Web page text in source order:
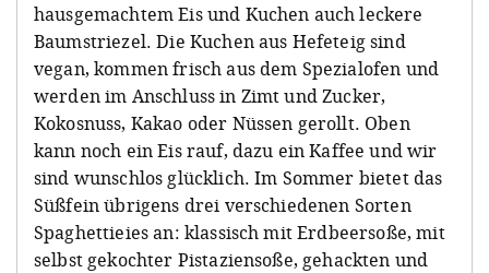
hausgemachtem Eis und Kuchen auch leckere
Baumstriezel. Die Kuchen aus Hefeteig sind
vegan, kommen frisch aus dem Spezialofen und
werden im Anschluss in Zimt und Zucker,
Kokosnuss, Kakao oder Nüssen gerollt. Oben
kann noch ein Eis rauf, dazu ein Kaffee und wir
sind wunschlos glücklich. Im Sommer bietet das
Süßfein übrigens drei verschiedenen Sorten
Spaghettieies an: klassisch mit Erdbeersoße, mit
selbst gekochter Pistaziensoße, gehackten und